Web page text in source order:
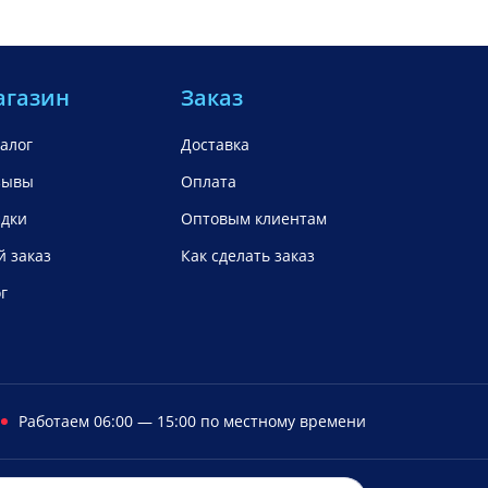
заказ
Заказ
Доставка
Оплата
Оптовым клиентам
Как сделать заказ
Работаем 06:00 — 15:00 по местному времени